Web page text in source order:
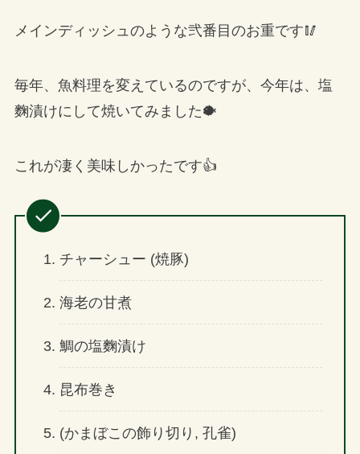
メインディッシュのような弐番目のお重です🥢
毎年、魚料理を変えているのですが、今年は、塩
麴漬けにして焼いてみました🐡
これが凄く美味しかったです👍
チャーシュー (焼豚)
海老の甘煮
鯛の塩麴漬け
昆布巻き
(かまぼこの飾り切り, 孔雀)